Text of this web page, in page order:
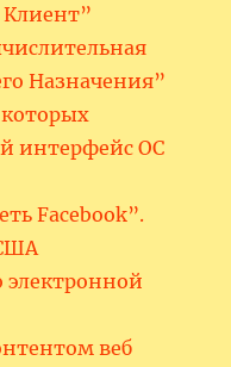
Назначения”
интерфейс ОС
Facebook”.
электронной
веб